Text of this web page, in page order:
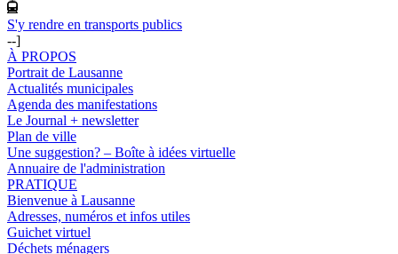
S'y rendre en transports publics
--]
À PROPOS
Portrait de Lausanne
Actualités municipales
Agenda des manifestations
Le Journal + newsletter
Plan de ville
Une suggestion? – Boîte à idées virtuelle
Annuaire de l'administration
PRATIQUE
Bienvenue à Lausanne
Adresses, numéros et infos utiles
Guichet virtuel
Déchets ménagers